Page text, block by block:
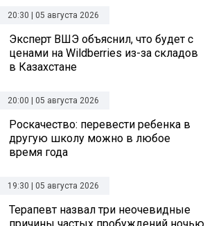
20:30 | 05 августа 2026
Эксперт ВШЭ объяснил, что будет с
ценами на Wildberries из-за складов
в Казахстане
20:00 | 05 августа 2026
Роскачество: перевести ребенка в
другую школу можно в любое
время года
19:30 | 05 августа 2026
Терапевт назвал три неочевидные